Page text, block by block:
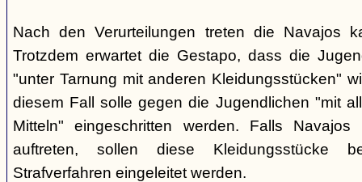
Nach den Verurteilungen treten die Navajos
Trotzdem erwartet die Gestapo, dass die
"unter Tarnung mit anderen Kleidungsstücken"
diesem Fall solle gegen die Jugendlichen "mit
Mitteln" eingeschritten werden. Falls Navajos
auftreten, sollen diese Kleidungsstücke
Strafverfahren eingeleitet werden.